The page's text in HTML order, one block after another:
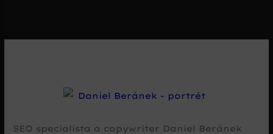
SEO specialista a copywriter Daniel Beránek